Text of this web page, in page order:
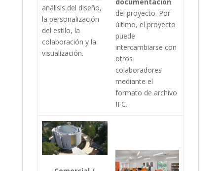
análisis del diseño,
la personalización
del estilo, la
colaboración y la
visualización.
del proyecto. Por
último, el proyecto
puede
intercambiarse con
otros
colaboradores
mediante el
formato de archivo
IFC.